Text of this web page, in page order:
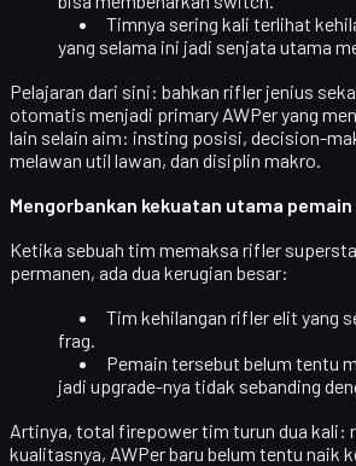
Timnya sering kali terlihat
yang selama ini jadi senjata utama
Pelajaran dari sini: bahkan rifler jenius
otomatis menjadi primary AWPer yang
lain selain aim: insting posisi, decision-
melawan util lawan, dan disiplin makro.
Mengorbankan kekuatan utama pemain
Ketika sebuah tim memaksa rifler
permanen, ada dua kerugian besar:
Tim kehilangan rifler elit yang
frag.
Pemain tersebut belum tentu
jadi upgrade-nya tidak sebanding
Artinya, total firepower tim turun dua kali:
kualitasnya, AWPer baru belum tentu naik